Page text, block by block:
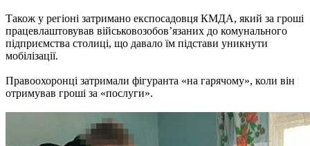
Також у регіоні затримано експосадовця КМДА, який за гроші
працевлаштовував військовозобов’язаних до комунального
підприємства столиці, що давало їм підстави уникнути
мобілізації.
Правоохоронці затримали фігуранта «на гарячому», коли він
отримував гроші за «послуги».